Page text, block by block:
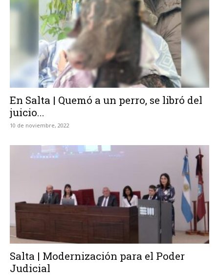
En Salta | Quemó a un perro, se libró del
juicio...
10 de noviembre, 2022
Salta | Modernización para el Poder
Judicial